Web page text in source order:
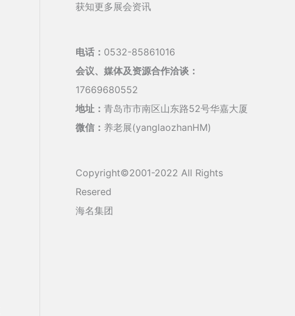
获知更多展会资讯
电话： 0532-85861016
会议、媒体及资源合作洽谈：
17669680552
地址： 青岛市市南区山东路52号华嘉大厦
微信： 养老展(yanglaozhanHM)
Copyright©2001-2022 All Rights
Resered
海名集团